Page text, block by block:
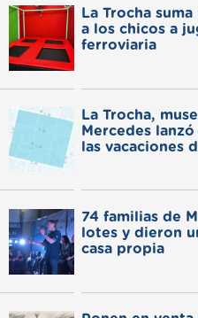
La Trocha
a los chicos a
ferroviaria
La Trocha,
Mercedes
las vacaciones
74 familias de
lotes y dieron
casa propia